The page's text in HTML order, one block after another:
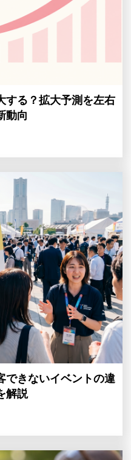
する？拡大予測を左右
動向
できないイベントの違
解説